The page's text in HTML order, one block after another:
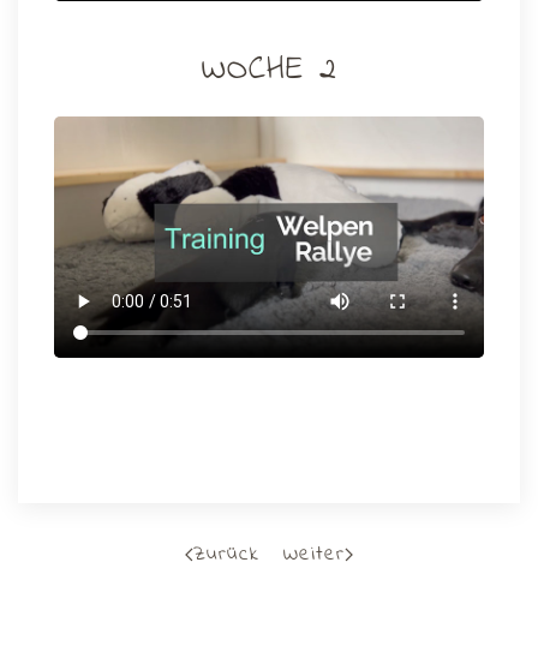
WOCHE 2
Zurück Weiter